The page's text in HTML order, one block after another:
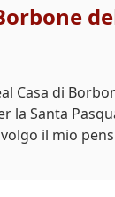
Casa di
la Santa
il mio